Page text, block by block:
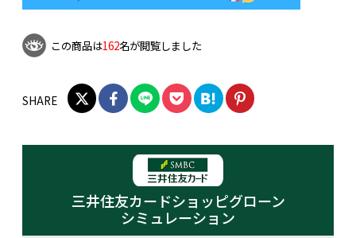
この商品は162名が閲覧しました
SHARE
三井住友カードショッピグローン
シミュレーション